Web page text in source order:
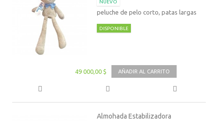
NUEVO
peluche de pelo corto, patas largas
DISPONIBLE
49 000,00 $ AÑADIR AL CARRITO
Almohada Estabilizadora